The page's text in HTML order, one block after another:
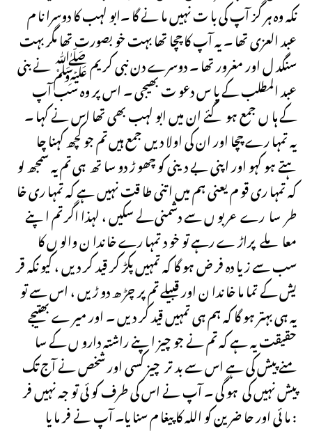
نکہ وہ ہر گز آپ کی با ت نہیں ما نے گا ۔ابو لہب کا دوسرا نا م
عبد العزی تھا ۔ یہ آپ کا چچا تھا بہت خو بصورت تھا مگر بہت
سنگد ل اور مغرور تھا ۔ دوسرے دن نبی کر یم ﷺ نے بنی
عبد المطلب کے پا س دعو ت بھیجی ۔ اس پر وہ سب آپ
کے ہا ں جمع ہو گئے ان میں ابو لہب بھی تھا اس نے کہا ۔
یہ تمہا رے چچا اور ان کی اولا دیں جمع ہیں تم جو کچھ کہنا چا
ہتے ہو کہو اور اپنی بے دینی کو چھو ڑ دو سا تھ ہی تم یہ سمجھ لو
کہ تمہا ری قو م یعنی ہم میں اتنی طا قت نہیں ہے کہ تمہا ری خا
طر سا رے عربو ں سے دشمنی لے سکیں ، لہذا اگر تم اپنے
معا ملے پراڑ ے رہے تو خو د تمہا رے خا ندا ن والو ں کا
سب سے زیا دہ فر ض ہو گا کہ تمہیں پکڑ کر قید کر دیں ، کیو نکہ قر
یش کے تما ما خا ندا ن اور قبیلے تم پر چڑ ھ دو ڑیں ، اس سے تو
یہ ہی بہتر ہو گا کہ ہم ہی تمہیں قید کر دیں ۔ اور میر ے بھتیجے
حقیقت یہ ہے کہ تم نے جو چیز اپنے راشتہ دارو ں کے سا
منے پیش کی ہے اس سے بد تر چیز کسی اور شخص نے آج تک
پیش نہیں کی ہو گی ۔ آپ نے اس کی طرف کو ئی تو جہ نہیں فر
ما ئی اور حا ضر ین کو اللہ کا پیغا م سنا یا۔ آپ نے فر ما یا :